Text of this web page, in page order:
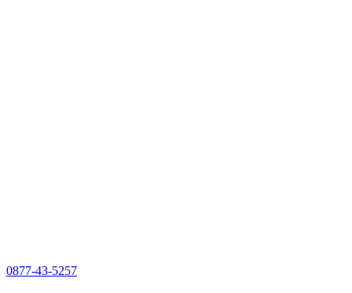
0877-43-5257